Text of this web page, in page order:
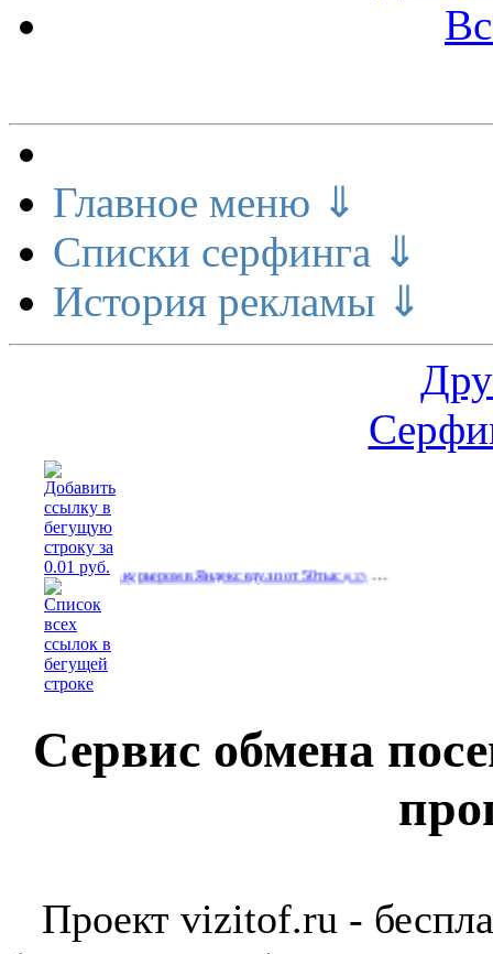
Главное меню ⇓
Списки серфинга ⇓
История рекламы ⇓
Работа курьером в Яндекс еду.зп от 50тыс(637)…
Сервис обмена
Проект vizitof.ru -